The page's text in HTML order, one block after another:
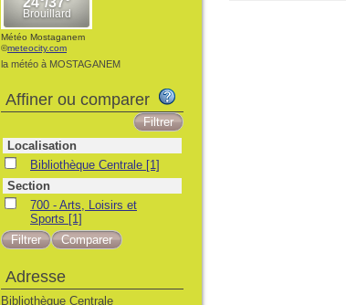
Météo Mostaganem
©meteocity.com
la météo à MOSTAGANEM
Affiner ou comparer
Localisation
Bibliothèque Centrale [1]
Section
700 - Arts, Loisirs et
Sports [1]
Adresse
Bibliothèque Centrale